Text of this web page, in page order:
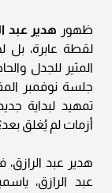
ظهور هدير عبد
لقطة عابرة،
المثير للجدل
جلسة نوفمبر
تمهيد لبداية
أزمات لم يُغلق
هدير عبد الرازق،
عبد الرازق،